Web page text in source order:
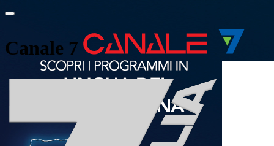
Canale 7